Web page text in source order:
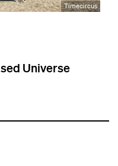
Timecircus
Universe